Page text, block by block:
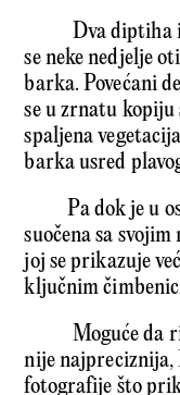
Dva diptiha
se neke nedjelje
barka. Povećani
se u zrnatu
spaljena
barka usred
Pa dok je u
suočena sa
joj se prikazuje
ključnim
Moguće da
nije najpreciznija,
fotografije što